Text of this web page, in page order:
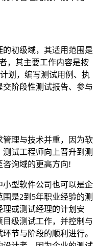
的初级域，其适用范围是
，其主要工作内容是按
划，编写测试用例、执
阶段性测试报告、参与
理与技术并重，因为软
试工程师向上晋升到测
询域的更高方向!
型软件公司也可以是企
是2到5年职业经验的测
或测试经理的计划安
级测试工作，并控制与
节与阶段的顺利进行。